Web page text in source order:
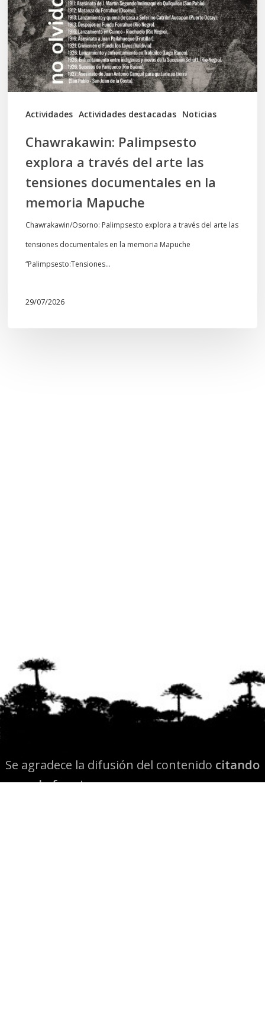
Actividades Actividades destacadas Noticias
través
del
arte
las
tensiones
documentales
memoria
Mapuche
Chawrakawin: Palimpsesto
explora a través del arte las
tensiones documentales en la
memoria Mapuche
Chawrakawin/Osorno: Palimpsesto explora a través del arte las
tensiones documentales en la memoria Mapuche
“Palimpsesto:Tensiones…
29/07/2026
Se agradece la difusión del contenido citando
la fuente www.mapuexpress.org